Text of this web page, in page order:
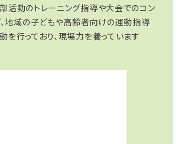
活動のトレーニング指導や大会でのコン
、地域の子どもや高齢者向けの運動指導
を行っており、現場力を養っています